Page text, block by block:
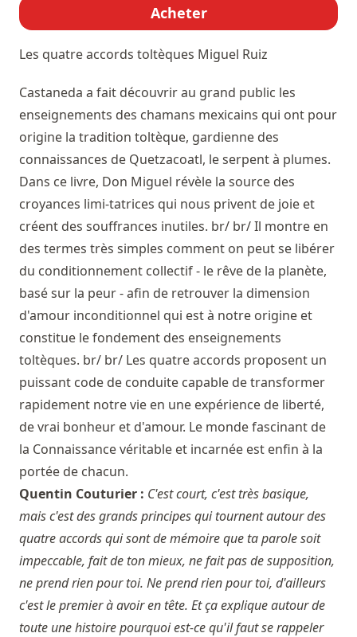
Acheter
Les quatre accords toltèques Miguel Ruiz
Castaneda a fait découvrir au grand public les
enseignements des chamans mexicains qui ont pour
origine la tradition toltèque, gardienne des
connaissances de Quetzacoatl, le serpent à plumes.
Dans ce livre, Don Miguel révèle la source des
croyances limi-tatrices qui nous privent de joie et
créent des souffrances inutiles. br/ br/ Il montre en
des termes très simples comment on peut se libérer
du conditionnement collectif - le rêve de la planète,
basé sur la peur - afin de retrouver la dimension
d'amour inconditionnel qui est à notre origine et
constitue le fondement des enseignements
toltèques. br/ br/ Les quatre accords proposent un
puissant code de conduite capable de transformer
rapidement notre vie en une expérience de liberté,
de vrai bonheur et d'amour. Le monde fascinant de
la Connaissance véritable et incarnée est enfin à la
portée de chacun.
Quentin Couturier : C'est court, c'est très basique,
mais c'est des grands principes qui tournent autour des
quatre accords qui sont de mémoire que ta parole soit
impeccable, fait de ton mieux, ne fait pas de supposition,
ne prend rien pour toi. Ne prend rien pour toi, d'ailleurs
c'est le premier à avoir en tête. Et ça explique autour de
toute une histoire pourquoi est-ce qu'il faut se rappeler